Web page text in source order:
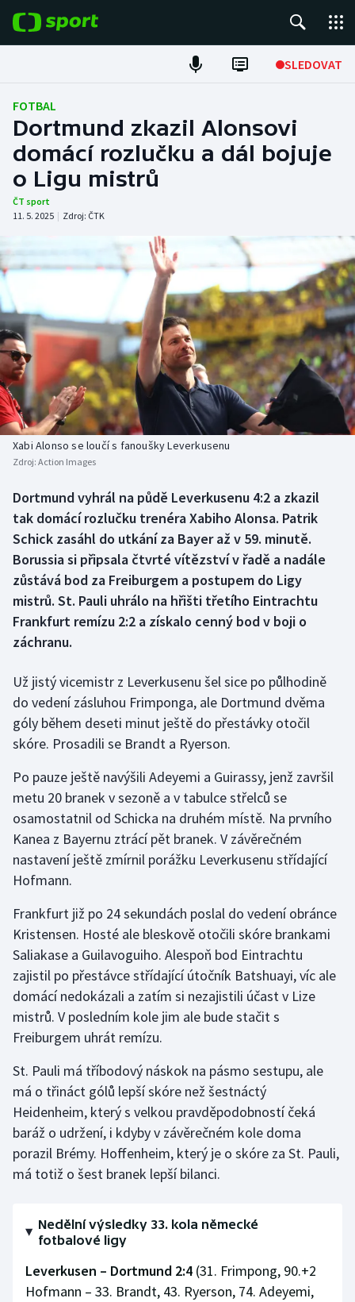
SLEDOVAT
Fotbal
Hokej
Tenis
Atletika
Americký fotbal
Baseball a softbal
Basketbal
Biatlon
Box
Curling
Dostihy
Florbal
Futsal
Golf
Gymnastika
Házená
Jezdectví
Judo
Lezení
Lyže a snowboard
Moderní pětiboj
Olympijské hry
Parasport
Plavání
Ragby
NEPŘEHLÉDNĚTE
Soutěže
Historické návraty
Aplikace ČT sport
FOTBAL
Dortmund zkazil Alonsovi
domácí rozlučku a dál bojuje
o Ligu mistrů
ČT sport
11. 5. 2025 | Zdroj: ČTK
Xabi Alonso se loučí s fanoušky Leverkusenu
Zdroj: Action Images
Dortmund vyhrál na půdě Leverkusenu 4:2 a zkazil
tak domácí rozlučku trenéra Xabiho Alonsa. Patrik
Schick zasáhl do utkání za Bayer až v 59. minutě.
Borussia si připsala čtvrté vítězství v řadě a nadále
zůstává bod za Freiburgem a postupem do Ligy
mistrů. St. Pauli uhrálo na hřišti třetího Eintrachtu
Frankfurt remízu 2:2 a získalo cenný bod v boji o
záchranu.
Už jistý vicemistr z Leverkusenu šel sice po půlhodině
do vedení zásluhou Frimponga, ale Dortmund dvěma
góly během deseti minut ještě do přestávky otočil
skóre. Prosadili se Brandt a Ryerson.
Po pauze ještě navýšili Adeyemi a Guirassy, jenž završil
metu 20 branek v sezoně a v tabulce střelců se
osamostatnil od Schicka na druhém místě. Na prvního
Kanea z Bayernu ztrácí pět branek. V závěrečném
nastavení ještě zmírnil porážku Leverkusenu střídající
Hofmann.
Frankfurt již po 24 sekundách poslal do vedení obránce
Kristensen. Hosté ale bleskově otočili skóre brankami
Saliakase a Guilavoguiho. Alespoň bod Eintrachtu
zajistil po přestávce střídající útočník Batshuayi, víc ale
domácí nedokázali a zatím si nezajistili účast v Lize
mistrů. V posledním kole jim ale bude stačit s
Freiburgem uhrát remízu.
St. Pauli má tříbodový náskok na pásmo sestupu, ale
má o třináct gólů lepší skóre než šestnáctý
Heidenheim, který s velkou pravděpodobností čeká
baráž o udržení, i kdyby v závěrečném kole doma
porazil Brémy. Hoffenheim, který je o skóre za St. Pauli,
má totiž o šest branek lepší bilanci.
Nedělní výsledky 33. kola německé
fotbalové ligy
Leverkusen – Dortmund 2:4 (31. Frimpong, 90.+2
Hofmann – 33. Brandt, 43. Ryerson, 74. Adeyemi,